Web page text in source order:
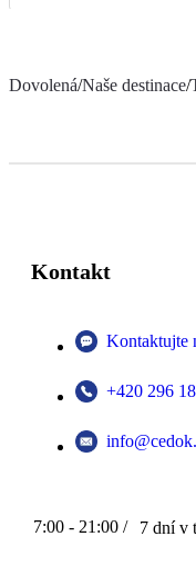
Dovolená/Naše destinace/
Kontakt
Kontaktujte
+420 296
7:00 - 21:00 / 7 dní v